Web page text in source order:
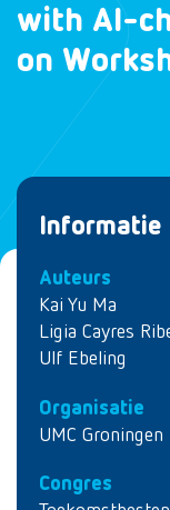
with AI-
on
Informatie
Auteurs
Kai Yu Ma
Ligia Cayres
Ulf Ebeling
Organisatie
UMC Groningen
Congres